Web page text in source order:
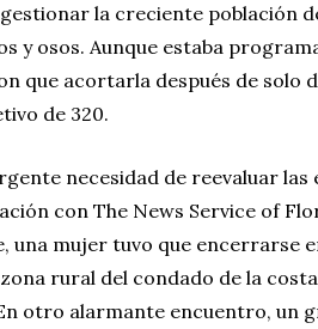
la creciente población
y osos. Aunque estaba
que acortarla después de solo
de 320.
necesidad de reevaluar
con The News Service of
una mujer tuvo que encerrarse
rural del condado de la
otro alarmante encuentro, un